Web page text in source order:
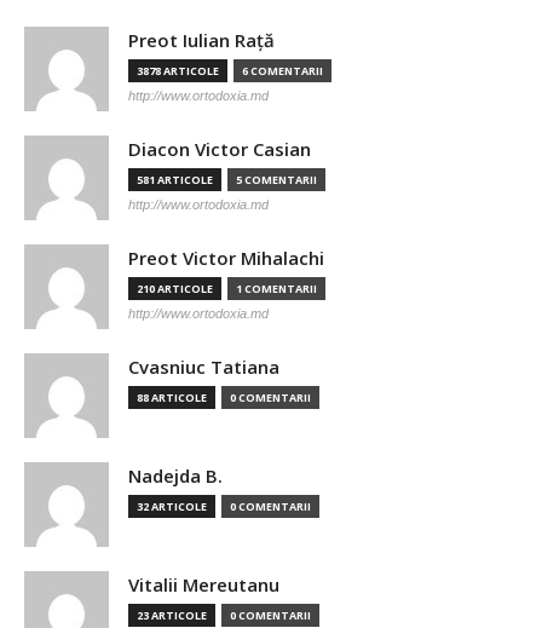
Preot Iulian Raţă
3878 ARTICOLE 6 COMENTARII
http://www.ortodoxia.md
Diacon Victor Casian
581 ARTICOLE 5 COMENTARII
http://www.ortodoxia.md
Preot Victor Mihalachi
210 ARTICOLE 1 COMENTARII
http://www.ortodoxia.md
Cvasniuc Tatiana
88 ARTICOLE 0 COMENTARII
Nadejda B.
32 ARTICOLE 0 COMENTARII
Vitalii Mereutanu
23 ARTICOLE 0 COMENTARII